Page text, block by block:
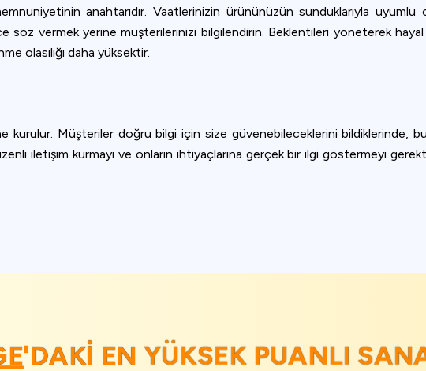
anahtarıdır. Vaatlerinizin ürününüzün sunduklarıyla
söz vermek yerine müşterilerinizi bilgilendirin. Beklentileri yöneterek hayal
olasılığı daha yüksektir.
kurulur. Müşteriler doğru bilgi için size güvenebileceklerini bildiklerinde,
iletişim kurmayı ve onların ihtiyaçlarına gerçek bir ilgi göstermeyi
'DAKI EN YÜKSEK PUANLI